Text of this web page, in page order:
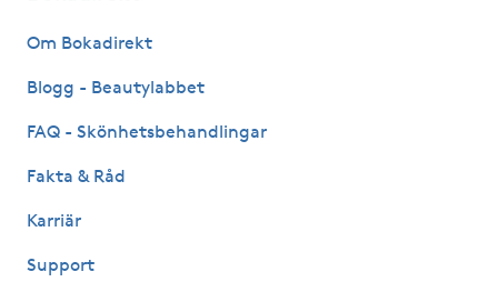
Käkledsbehandling
Om Bokadirekt
Blogg - Beautylabbet
FAQ - Skönhetsbehandlingar
Fakta & Råd
Karriär
Support